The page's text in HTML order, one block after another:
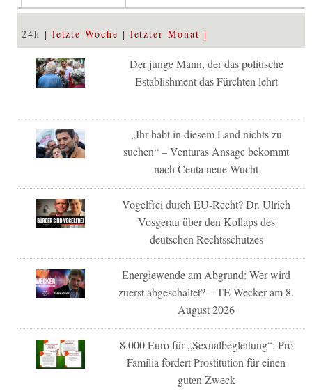
24h letzte Woche letzter Monat
Der junge Mann, der das politische
Establishment das Fürchten lehrt
„Ihr habt in diesem Land nichts zu
suchen“ – Venturas Ansage bekommt
nach Ceuta neue Wucht
Vogelfrei durch EU-Recht? Dr. Ulrich
Vosgerau über den Kollaps des
deutschen Rechtsschutzes
Energiewende am Abgrund: Wer wird
zuerst abgeschaltet? – TE-Wecker am 8.
August 2026
8.000 Euro für „Sexualbegleitung“: Pro
Familia fördert Prostitution für einen
guten Zweck